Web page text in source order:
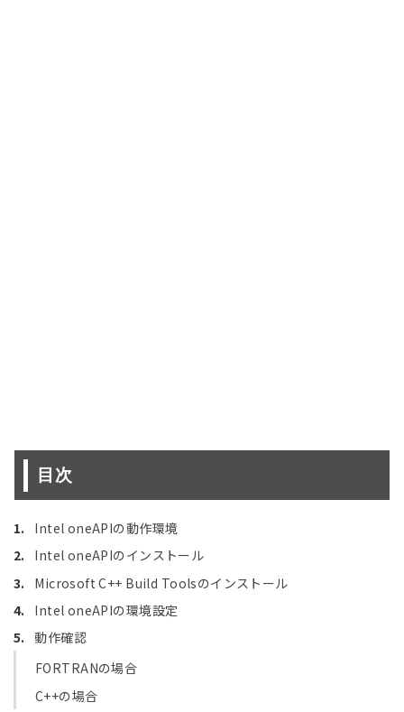
目次
Intel oneAPIの動作環境
Intel oneAPIのインストール
Microsoft C++ Build Toolsのインストール
Intel oneAPIの環境設定
動作確認
FORTRANの場合
C++の場合